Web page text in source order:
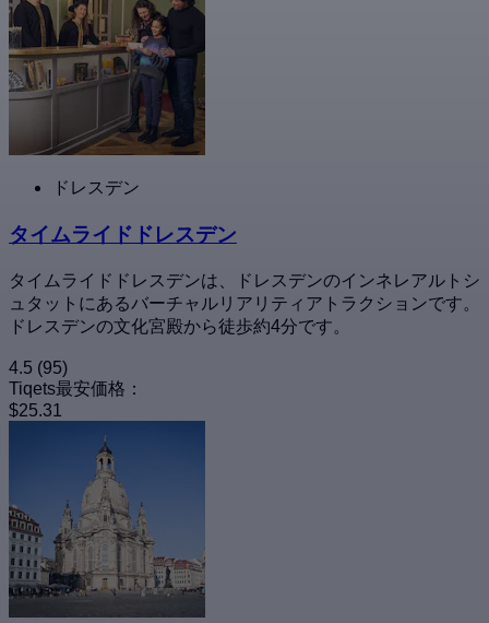
ドレスデン
タイムライドドレスデン
タイムライドドレスデンは、ドレスデンのインネレアルトシ
ュタットにあるバーチャルリアリティアトラクションです。
ドレスデンの文化宮殿から徒歩約4分です。
4.5 (95)
Tiqets最安価格：
$25.31